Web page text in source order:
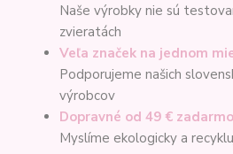
Naše výrobky nie sú
zvieratách
Veľa značek na jednom
Podporujeme našich
výrobcov
Dopravné od 49 € zadarmo
Myslíme ekologicky a